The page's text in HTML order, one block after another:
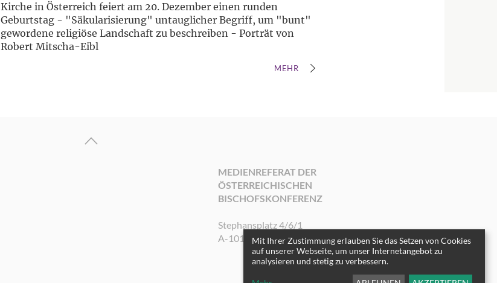
Kirche in Österreich feiert am 20. Dezember einen runden
Geburtstag - "Säkularisierung" untauglicher Begriff, um "bunt"
gewordene religiöse Landschaft zu beschreiben - Porträt von
Robert Mitscha-Eibl
MEHR
MEDIENREFERAT DER
ÖSTERREICHISCHEN
BISCHOFSKONFERENZ
Stephansplatz 4/6/1
A-1010 WienMit Ihrer Zustimmung erlauben Sie das Setzen von Cookies
auf unserer Webseite, um unser Internetangebot zu
analysieren und stetig zu verbessern.